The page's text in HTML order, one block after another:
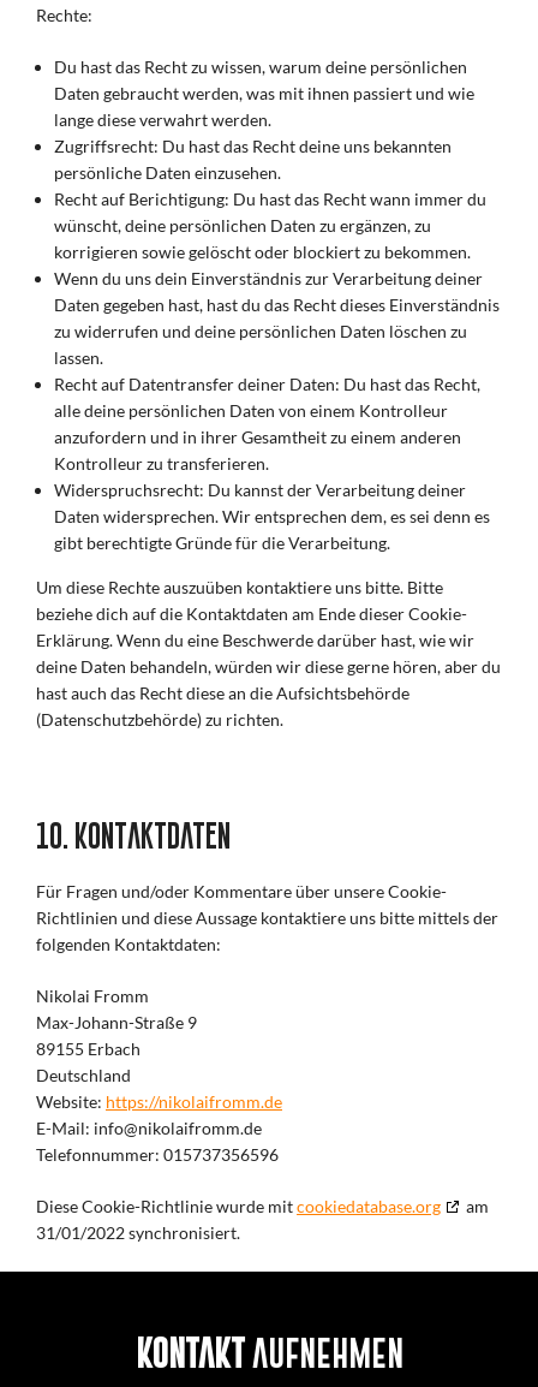
Rechte:
Du hast das Recht zu wissen, warum deine persönlichen
Daten gebraucht werden, was mit ihnen passiert und wie
lange diese verwahrt werden.
Zugriffsrecht: Du hast das Recht deine uns bekannten
persönliche Daten einzusehen.
Recht auf Berichtigung: Du hast das Recht wann immer du
wünscht, deine persönlichen Daten zu ergänzen, zu
korrigieren sowie gelöscht oder blockiert zu bekommen.
Wenn du uns dein Einverständnis zur Verarbeitung deiner
Daten gegeben hast, hast du das Recht dieses Einverständnis
zu widerrufen und deine persönlichen Daten löschen zu
lassen.
Recht auf Datentransfer deiner Daten: Du hast das Recht,
alle deine persönlichen Daten von einem Kontrolleur
anzufordern und in ihrer Gesamtheit zu einem anderen
Kontrolleur zu transferieren.
Widerspruchsrecht: Du kannst der Verarbeitung deiner
Daten widersprechen. Wir entsprechen dem, es sei denn es
gibt berechtigte Gründe für die Verarbeitung.
Um diese Rechte auszuüben kontaktiere uns bitte. Bitte
beziehe dich auf die Kontaktdaten am Ende dieser Cookie-
Erklärung. Wenn du eine Beschwerde darüber hast, wie wir
deine Daten behandeln, würden wir diese gerne hören, aber du
hast auch das Recht diese an die Aufsichtsbehörde
(Datenschutzbehörde) zu richten.
10. Kontaktdaten
Für Fragen und/oder Kommentare über unsere Cookie-
Richtlinien und diese Aussage kontaktiere uns bitte mittels der
folgenden Kontaktdaten:
Nikolai Fromm
Max-Johann-Straße 9
89155 Erbach
Deutschland
Website: https://nikolaifromm.de
E-Mail: info@nikolaifromm.de
Telefonnummer: 015737356596
Diese Cookie-Richtlinie wurde mitcookiedatabase.org
am
31/01/2022 synchronisiert.
KONTAKTAUFNEHMEN